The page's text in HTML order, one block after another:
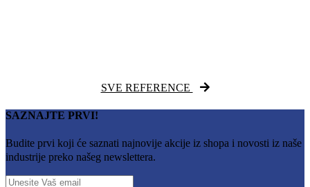
SVE REFERENCE
SAZNAJTE PRVI!
Budite prvi koji će saznati najnovije akcije iz shopa i novosti iz naše
industrije preko našeg newslettera.